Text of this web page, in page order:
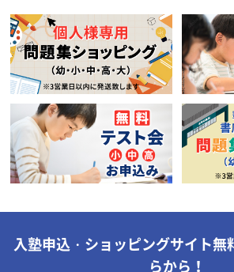
入塾申込・ショッピングサイト無
らから！